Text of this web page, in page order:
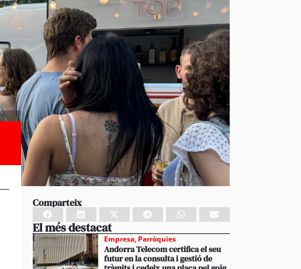
Comparteix
El més destacat
Empresa, Parròquies
Andorra Telecom certifica el seu
futur en la consulta i gestió de